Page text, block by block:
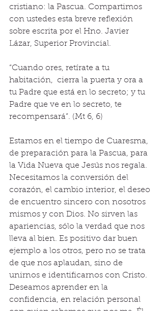
cristiano: la Pascua. Compartimos
con ustedes esta breve reflexión
sobre escrita por el Hno. Javier
Lázar, Superior Provincial.
“Cuando ores, retírate a tu
habitación,  cierra la puerta y ora a
tu Padre que está en lo secreto; y tu
Padre que ve en lo secreto, te
recompensará”. (Mt 6, 6)
Estamos en el tiempo de Cuaresma,
de preparación para la Pascua, para
la Vida Nueva que Jesús nos regala.
Necesitamos la conversión del
corazón, el cambio interior, el deseo
de encuentro sincero con nosotros
mismos y con Dios. No sirven las
apariencias, sólo la verdad que nos
lleva al bien. Es positivo dar buen
ejemplo a los otros, pero no se trata
de que nos aplaudan, sino de
unirnos e identificarnos con Cristo.
Deseamos aprender en la
confidencia, en relación personal